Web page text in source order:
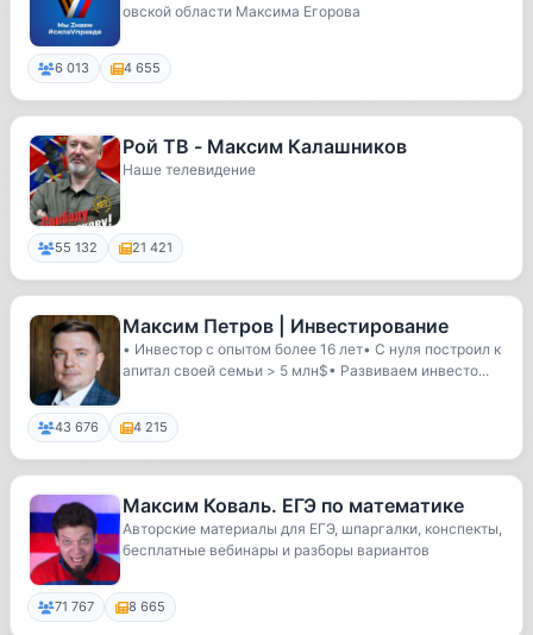
овской области Максима Егорова
6 013 4 655
Рой ТВ - Максим Калашников
Наше телевидение
55 132 21 421
Максим Петров | Инвестирование
• Инвестор с опытом более 16 лет• С нуля построил к
апитал своей семьи > 5 млн$• Развиваем инвесто...
43 676 4 215
Максим Коваль. ЕГЭ по математике
Авторские материалы для ЕГЭ, шпаргалки, конспекты,
бесплатные вебинары и разборы вариантов
71 767 8 665